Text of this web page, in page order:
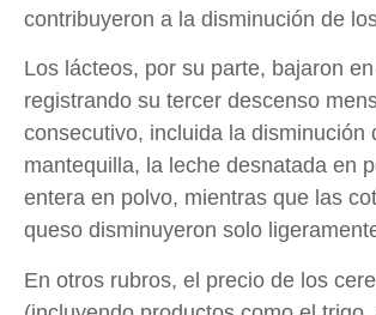
contribuyeron a la disminución de
Los lácteos, por su parte, bajaron
registrando su tercer descenso
consecutivo, incluida la disminución
mantequilla, la leche desnatada en
entera en polvo, mientras que las
queso disminuyeron solo
En otros rubros, el precio de los